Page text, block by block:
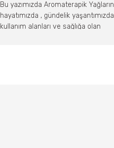
Bu yazımızda Aromaterapik Yağların
hayatımızda , gündelik yaşantımızda
kullanım alanları ve sağlığa olan